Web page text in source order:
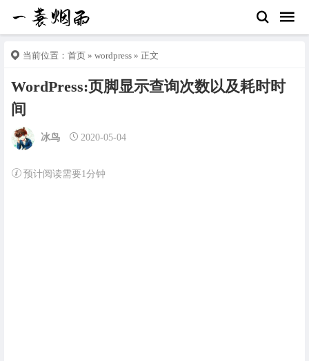
当前位置： 首页 » wordpress » 正文
WordPress:页脚显示查询次数以及耗时时
间
冰鸟 2020-05-04
预计阅读需要1分钟